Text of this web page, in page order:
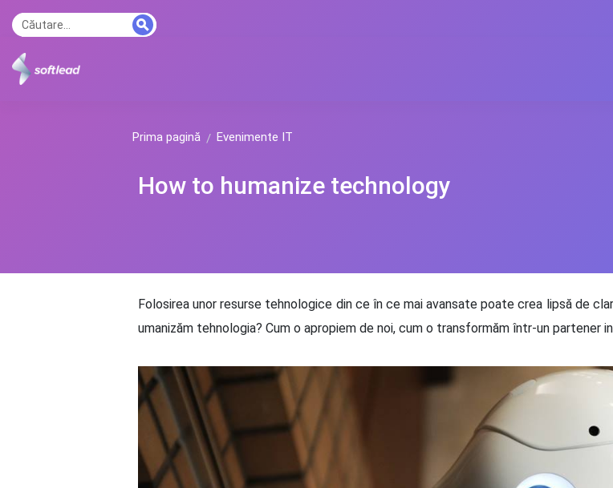
Prima pagină Evenimente IT
How to humanize technology
Folosirea unor resurse tehnologice din ce în ce mai avansate poate crea lipsă de
umanizăm tehnologia? Cum o apropiem de noi, cum o transformăm într-un partener